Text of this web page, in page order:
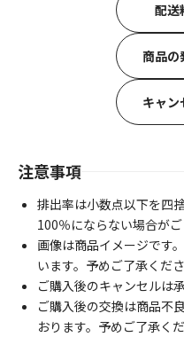
配送
商品の
キャン
注意事項
排出率は小数点以下を四
100％にならない場合が
画像は商品イメージです
います。予めご了承くださ
ご購入後のキャンセルは
ご購入後の交換は商品不
おります。予めご了承くだ